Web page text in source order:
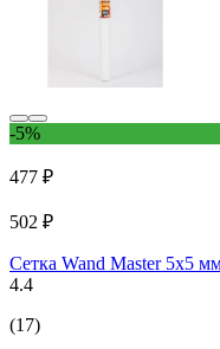
-5%
477 ₽
502 ₽
Сетка Wand Master 5x5
4.4
(17)